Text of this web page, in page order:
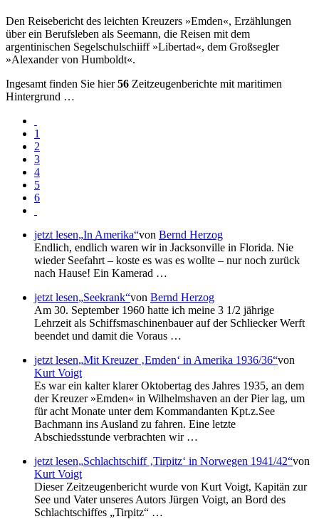
Den Reisebericht des leichten Kreuzers »Emden«, Erzählungen
über ein Berufsleben als Seemann, die Reisen mit dem
argentinischen Segelschulschiiff »Libertad«, dem Großsegler
»Alexander von Humboldt«.
Ingesamt finden Sie hier56 Zeitzeugenberichte mit maritimen
Hintergrund …
1
2
3
4
5
6
jetzt lesen In Amerika von Bernd Herzog
Endlich, endlich waren wir in Jacksonville in Florida. Nie
wieder Seefahrt – koste es was es wollte – nur noch zurück
nach Hause! Ein Kamerad …
jetzt lesen Seekrank von Bernd Herzog
Am 30. September 1960 hatte ich meine 3 1/2 jährige
Lehrzeit als Schiffsmaschinenbauer auf der Schliecker Werft
beendet und damit die Voraus …
jetzt lesen Mit Kreuzer Emden in Amerika 1936/36 von
Kurt Voigt
Es war ein kalter klarer Oktobertag des Jahres 1935, an dem
der Kreuzer »Emden« in Wilhelmshaven an der Pier lag, um
für acht Monate unter dem Kommandanten Kpt.z.See
Bachmann ins Ausland zu fahren. Eine letzte
Abschiedsstunde verbrachten wir …
jetzt lesen Schlachtschiff Tirpitz in Norwegen 1941/42 von
Kurt Voigt
Dieser Zeitzeugenbericht wurde von Kurt Voigt, Kapitän zur
See und Vater unseres Autors Jürgen Voigt, an Bord des
Schlachtschiffes
Tirpitz …